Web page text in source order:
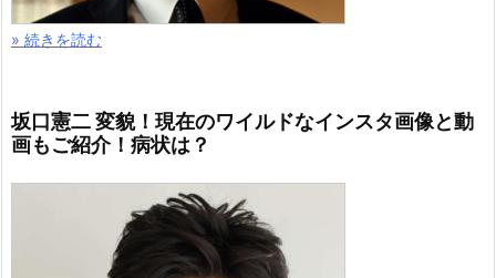
» 続きを読む
坂口憲二 変貌！現在のワイルドなインスタ画像と動
画もご紹介！病状は？